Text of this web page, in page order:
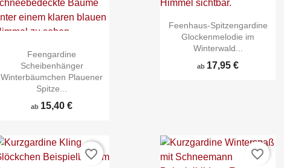
Feengardine
Scheibenhänger
Winterbäumchen Plauener
Spitze...
ab 15,40 €
Feenhaus-Spitzengardine
Glockenmelodie im
Winterwald...
ab 17,95 €
 Schnellansicht
favorite_border favorite_border